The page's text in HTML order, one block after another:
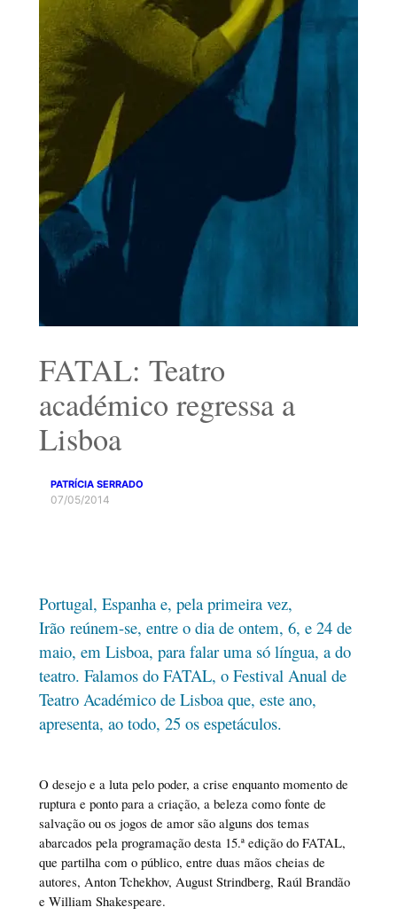
FATAL: Teatro
académico regressa a
Lisboa
PATRÍCIA SERRADO
07/05/2014
Portugal, Espanha e, pela primeira vez,
Irão reúnem-se, entre o dia de ontem, 6, e 24 de
maio, em Lisboa, para falar uma só língua, a do
teatro. Falamos do FATAL, o Festival Anual de
Teatro Académico de Lisboa que, este ano,
apresenta, ao todo, 25 os espetáculos.
O desejo e a luta pelo poder, a crise enquanto momento de
ruptura e ponto para a criação, a beleza como fonte de
salvação ou os jogos de amor são alguns dos temas
abarcados pela programação desta 15.ª edição do FATAL,
que partilha com o público, entre duas mãos cheias de
autores, Anton Tchekhov, August Strindberg, Raúl Brandão
e William Shakespeare.